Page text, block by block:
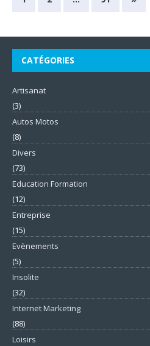
CATÉGORIES
Artisanat
(3)
Autos Motos
(8)
Divers
(73)
Education Formation
(12)
Entreprise
(15)
Evènements
(5)
Insolite
(32)
Internet Marketing
(88)
Loisirs